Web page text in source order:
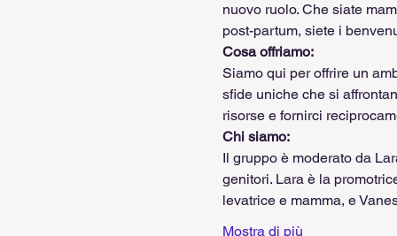
nuovo ruolo. Che siate
post-partum, siete i
Cosa offriamo:
Siamo qui per offrire un
sfide uniche che si
risorse e fornirci
Chi siamo:
Il gruppo è moderato da
genitori. Lara è la
levatrice e mamma, e
Mostra di più